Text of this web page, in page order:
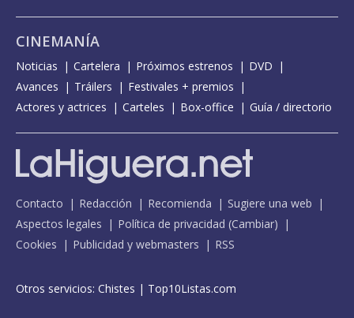
CINEMANÍA
Noticias Cartelera Próximos estrenos
DVD
Avances
Tráilers
Festivales + premios
Actores y actrices
Carteles Box-office Guía / directorio
Contacto Redacción Recomienda
Sugiere una web
Aspectos legales
Política de privacidad (Cambiar)
Cookies
Publicidad y webmasters RSS
Otros servicios: Chistes | Top10Listas.com